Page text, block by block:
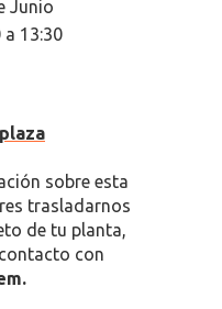
Junio
a 13:30
sobre esta
trasladarnos
de tu planta,
con